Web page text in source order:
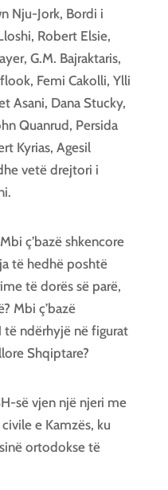
Nju-Jork, Bordi i
Robert Elsie,
G.M. Bajraktaris,
Femi Cakolli, Ylli
Asani, Dana Stucky,
Quanrud, Persida
Kyrias, Agesil
vetë drejtori i
ç’bazë shkencore
të hedhë poshtë
të dorës së parë,
Mbi ç’bazë
të ndërhyjë në figurat
Shqiptare?
së vjen një njeri me
e Kamzës, ku
ortodokse të